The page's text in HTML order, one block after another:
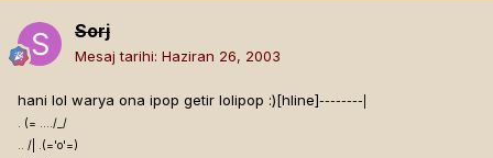
Sorj
Mesaj tarihi: Haziran 26, 2003
hani lol warya ona ipop getir lolipop :)[hline]--------|
. (= ..../_/
.. /| .(='o'=)